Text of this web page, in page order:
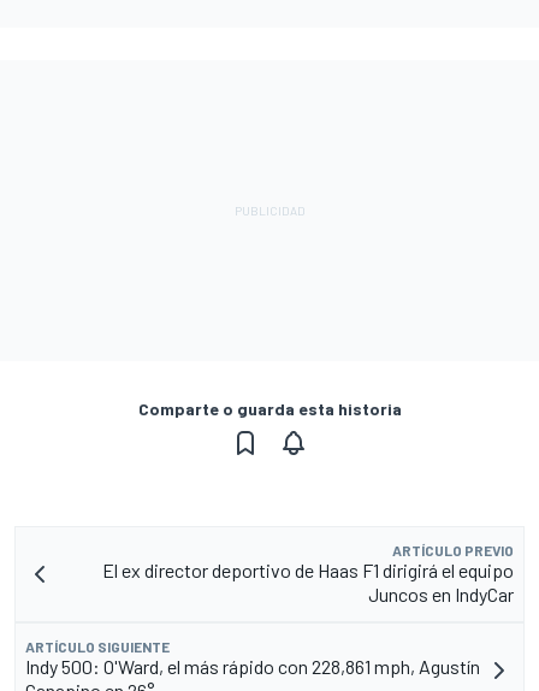
Comparte o guarda esta historia
ARTÍCULO PREVIO
El ex director deportivo de Haas F1 dirigirá el equipo
Juncos en IndyCar
ARTÍCULO SIGUIENTE
Indy 500: O'Ward, el más rápido con 228,861 mph, Agustín